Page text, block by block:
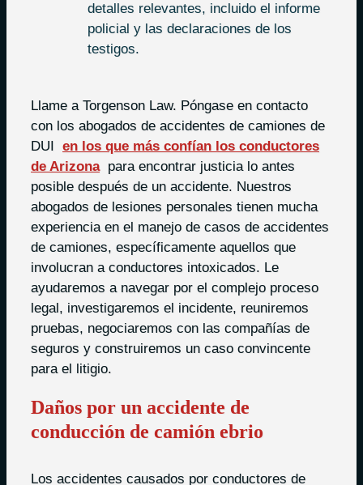
detalles relevantes, incluido el informe
policial y las declaraciones de los
testigos.
Llame a Torgenson Law. Póngase en contacto
con los abogados de accidentes de camiones de
DUI
en los que más confían los conductores
de Arizona para encontrar justicia lo antes
posible después de un accidente. Nuestros
abogados de lesiones personales tienen mucha
experiencia en el manejo de casos de accidentes
de camiones, específicamente aquellos que
involucran a conductores intoxicados. Le
ayudaremos a navegar por el complejo proceso
legal, investigaremos el incidente, reuniremos
pruebas, negociaremos con las compañías de
seguros y construiremos un caso convincente
para el litigio.
Daños por un accidente de
conducción de camión ebrio
Los accidentes causados por conductores de